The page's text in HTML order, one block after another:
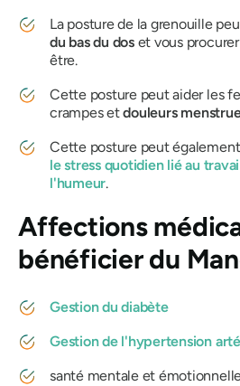
La posture de la grenouille
du bas du doset vous
être.
Cette posture peut aider les
crampes etdouleurs
Cette posture peut
le stress quotidien lié au
l'humeur.
Affections
bénéficier du
Gestion du diabète
Gestion de l'hypertension
santé mentale et